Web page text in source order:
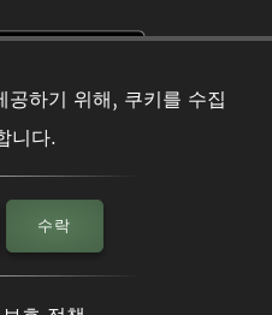
공하기 위해, 쿠키를 수집
니다.
수락